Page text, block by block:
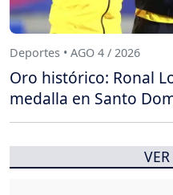
Deportes • AGO 4 / 2026
Oro histórico: Ronal
medalla en Santo